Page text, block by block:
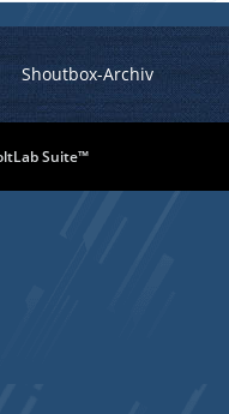
Shoutbox-Archiv
Suite™